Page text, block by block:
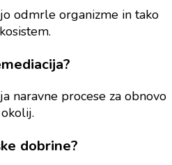
odmrle organizme in tako
naravne procese za obnovo
dobrine?